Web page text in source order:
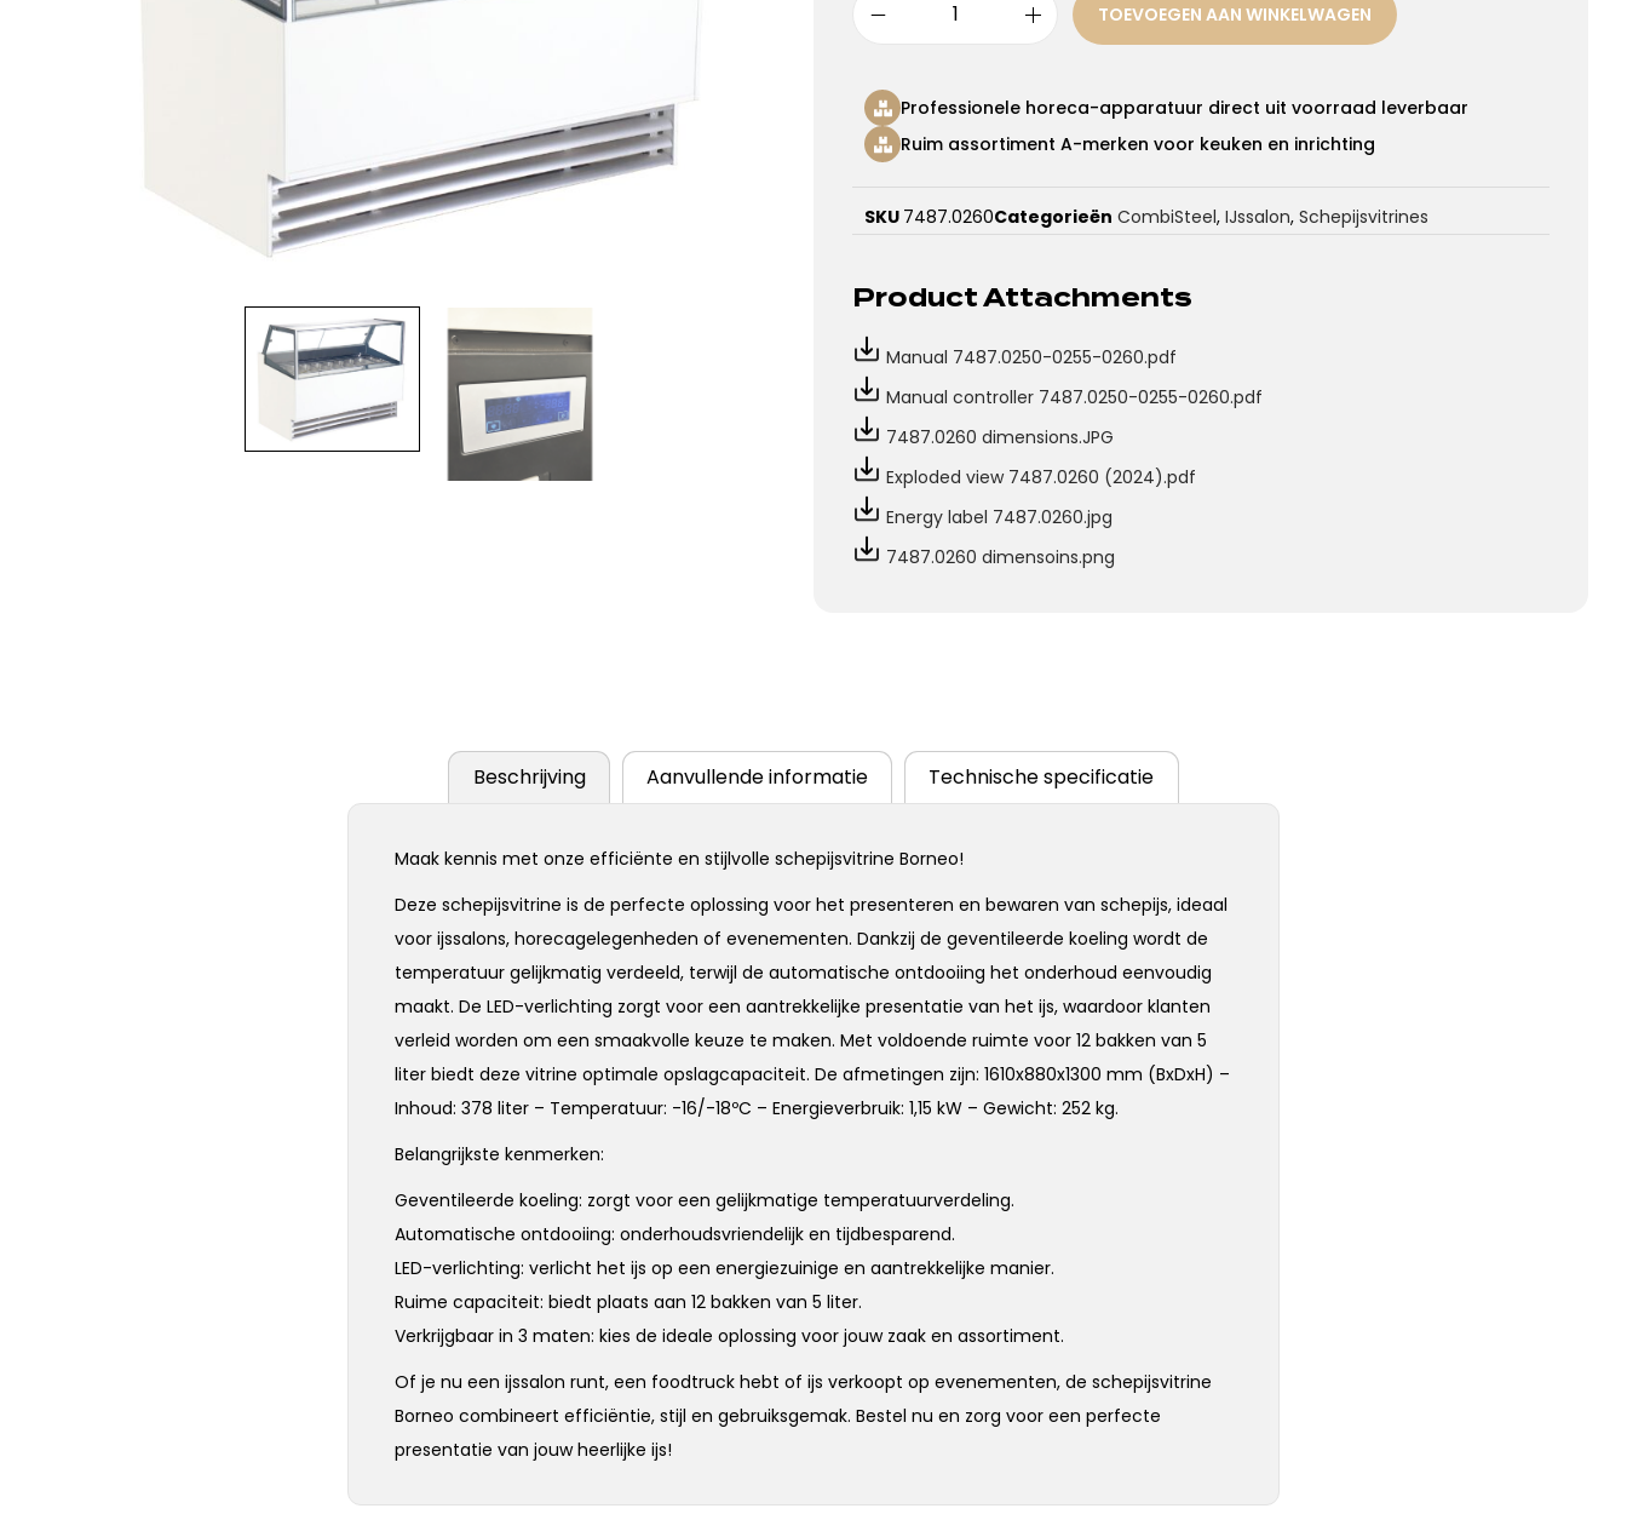
TOEVOEGEN AAN WINKELWAGEN
Professionele horeca-apparatuur direct uit voorraad leverbaar
Ruim assortiment A-merken voor keuken en inrichting
SKU 7487.0260Categorieën CombiSteel, IJssalon, Schepijsvitrines
Product Attachments
Manual 7487.0250-0255-0260.pdf
Manual controller 7487.0250-0255-0260.pdf
7487.0260 dimensions.JPG
Exploded view 7487.0260 (2024).pdf
Energy label 7487.0260.jpg
7487.0260 dimensoins.png
Beschrijving Aanvullende informatie Technische specificatie
Maak kennis met onze efficiënte en stijlvolle schepijsvitrine Borneo!
Deze schepijsvitrine is de perfecte oplossing voor het presenteren en bewaren van schepijs, ideaal
voor ijssalons, horecagelegenheden of evenementen. Dankzij de geventileerde koeling wordt de
temperatuur gelijkmatig verdeeld, terwijl de automatische ontdooiing het onderhoud eenvoudig
maakt. De LED-verlichting zorgt voor een aantrekkelijke presentatie van het ijs, waardoor klanten
verleid worden om een smaakvolle keuze te maken. Met voldoende ruimte voor 12 bakken van 5
liter biedt deze vitrine optimale opslagcapaciteit. De afmetingen zijn: 1610x880x1300 mm (BxDxH) –
Inhoud: 378 liter – Temperatuur: -16/-18ºC – Energieverbruik: 1,15 kW – Gewicht: 252 kg.
Belangrijkste kenmerken:
Geventileerde koeling: zorgt voor een gelijkmatige temperatuurverdeling.
Automatische ontdooiing: onderhoudsvriendelijk en tijdbesparend.
LED-verlichting: verlicht het ijs op een energiezuinige en aantrekkelijke manier.
Ruime capaciteit: biedt plaats aan 12 bakken van 5 liter.
Verkrijgbaar in 3 maten: kies de ideale oplossing voor jouw zaak en assortiment.
Of je nu een ijssalon runt, een foodtruck hebt of ijs verkoopt op evenementen, de schepijsvitrine
Borneo combineert efficiëntie, stijl en gebruiksgemak. Bestel nu en zorg voor een perfecte
presentatie van jouw heerlijke ijs!